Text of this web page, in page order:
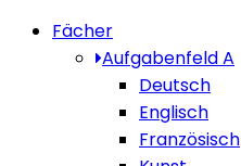
Fächer
Aufgabenfeld A
Deutsch
Englisch
Französisch